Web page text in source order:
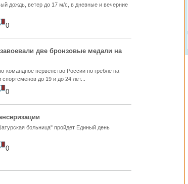
дождь, ветер до 17 м/с, в дневные и вечерние
0
две бронзовые медали на
командное первенство России по гребле на
до 19 и до 24 лет...
0
больница" пройдет Единый день
0